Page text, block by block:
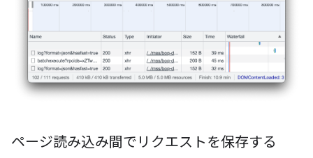
ページ読み込み間でリクエストを保存する